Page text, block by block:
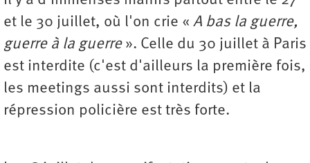
et le 30 juillet, où l'on crie « A bas la guerre,
guerre à la guerre ». Celle du 30 juillet à Paris
est interdite (c'est d'ailleurs la première fois,
les meetings aussi sont interdits) et la
répression policière est très forte.